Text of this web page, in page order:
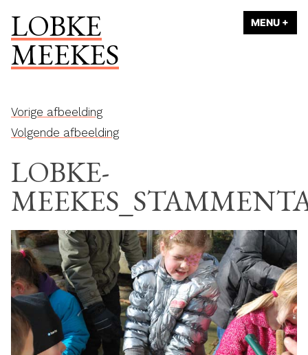
inhoud
springen
LOBKE
MEEKES
MENU +
Vorige afbeelding
Volgende afbeelding
LOBKE-